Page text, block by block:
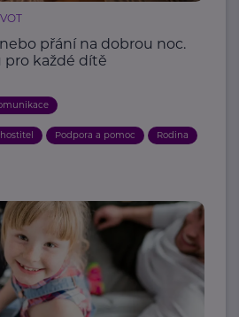
přání na dobrou noc.
pro každé dítě
Podpora a pomoc Rodina